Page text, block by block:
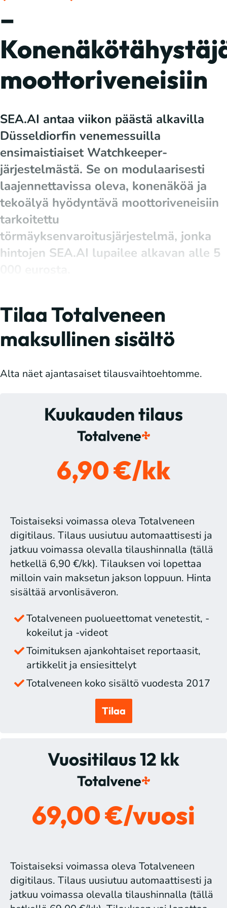
–
moottoriveneisiin
SEA.AI antaa viikon päästä alkavilla
Düsseldiorfin venemessuilla
ensimaistiaiset Watchkeeper-
järjestelmästä. Se on modulaarisesti
laajennettavissa oleva, konenäköä ja
tekoälyä hyödyntävä moottoriveneisiin
tarkoitettu
törmäyksenvaroitusjärjestelmä, jonka
hintojen SEA.AI lupailee alkavan alle 5
Tilaa Totalveneen
maksullinen sisältö
Alta näet ajantasaiset tilausvaihtoehtomme.
Kuukauden tilaus
6,90 €/kk
Toistaiseksi voimassa oleva Totalveneen
digitilaus. Tilaus uusiutuu automaattisesti ja
jatkuu voimassa olevalla tilaushinnalla (tällä
hetkellä 6,90 €/kk). Tilauksen voi lopettaa
milloin vain maksetun jakson loppuun. Hinta
sisältää arvonlisäveron.
Totalveneen puolueettomat venetestit, -
kokeilut ja -videot
Toimituksen ajankohtaiset reportaasit,
artikkelit ja ensiesittelyt
Totalveneen koko sisältö vuodesta 2017
Tilaa
Vuositilaus 12 kk
69,00 €/vuosi
Toistaiseksi voimassa oleva Totalveneen
digitilaus. Tilaus uusiutuu automaattisesti ja
jatkuu voimassa olevalla tilaushinnalla (tällä